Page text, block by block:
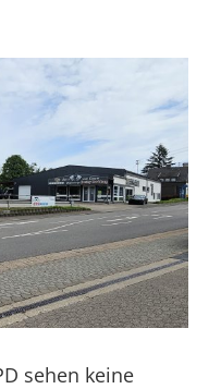
sehen keine